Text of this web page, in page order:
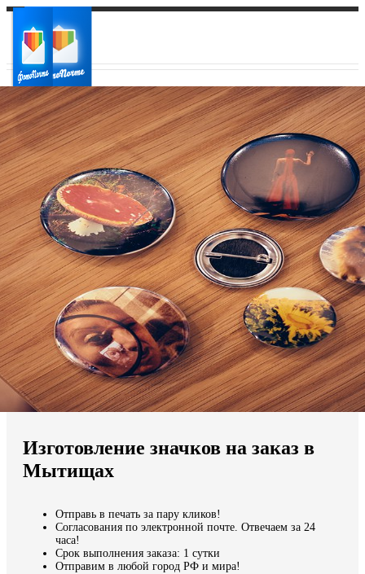
Ваш город:
Ваш регион доставки
Выберите из списка:
Мы доставляем по всему миру
Продолжить без города
Изготовление значков на заказ в
Мытищах
Отправь в печать за пару кликов!
Согласования по электронной почте. Отвечаем за 24
часа!
Срок выполнения заказа: 1 сутки
Отправим в любой город РФ и мира!